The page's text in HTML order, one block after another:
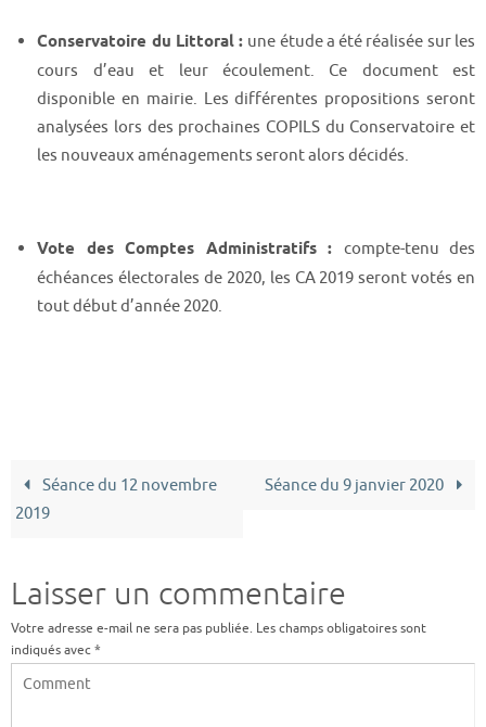
Conservatoire du Littoral : une étude a été réalisée sur les
cours d’eau et leur écoulement. Ce document est
disponible en mairie. Les différentes propositions seront
analysées lors des prochaines COPILS du Conservatoire et
les nouveaux aménagements seront alors décidés.
Vote des Comptes Administratifs : compte-tenu des
échéances électorales de 2020, les CA 2019 seront votés en
tout début d’année 2020.
Séance du 12 novembre
2019
Séance du 9 janvier 2020
Laisser un commentaire
Votre adresse e-mail ne sera pas publiée. Les champs obligatoires sont
indiqués avec*